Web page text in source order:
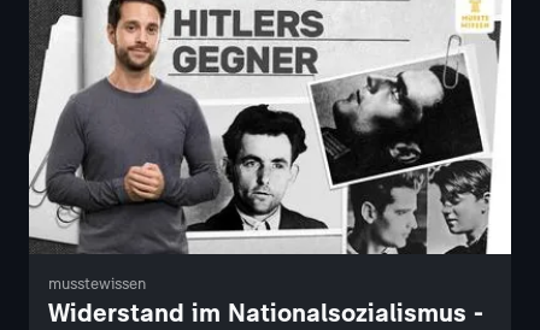
musstewissen
Widerstand im Nationalsozialismus -